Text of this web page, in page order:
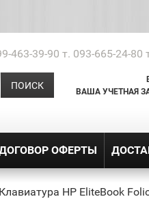
463-39-90 т. 093-665-24-80
shopping_cart
ВАША УЧЕТНАЯ
ПОИСК
ОФЕРТЫ
Клавиатура HP EliteBook